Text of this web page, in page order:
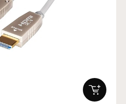
IN DEN